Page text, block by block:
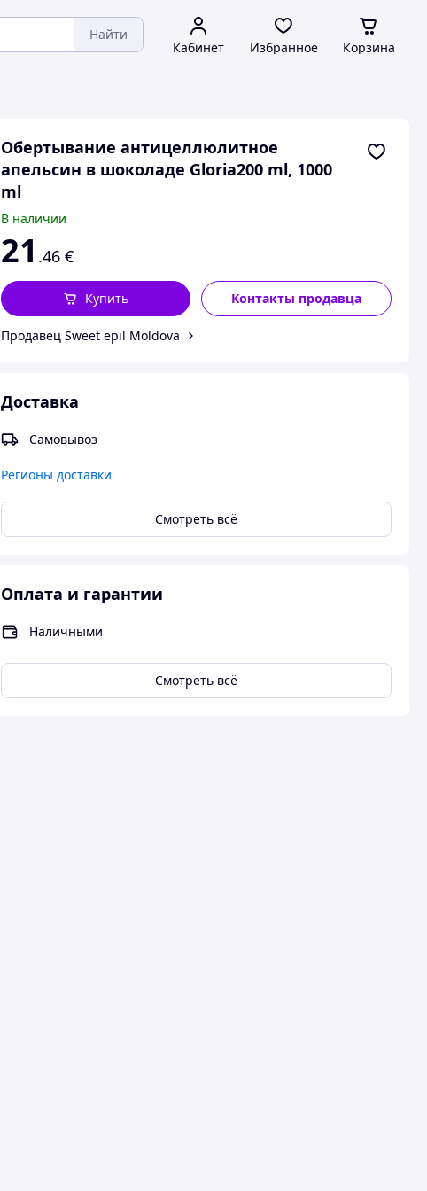
Найти
Кабинет Избранное Корзина
Обертывание антицеллюлитное
апельсин в шоколаде Gloria200 ml, 1000
ml
В наличии
21 .46 €
Контакты продавца
Купить
Продавец Sweet epil Moldova
Доставка
Самовывоз
Регионы доставки
Смотреть всё
Оплата и гарантии
Наличными
Смотреть всё